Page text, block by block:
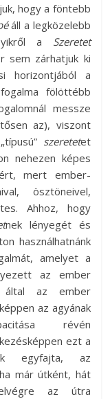
hogy a föntebb
áll a legközelebb
a Szeretet
sem zárhatjuk ki
horizontjából a
fölöttébb
messze
az), viszont
szeretetet
nehezen képes
mert ember-
ösztöneivel,
Ahhoz, hogy
nek lényegét és
használhatnánk
amelyet a
az ember
az ember
az agyának
révén
ezt a
egyfajta, az
már útként, hát
az útra